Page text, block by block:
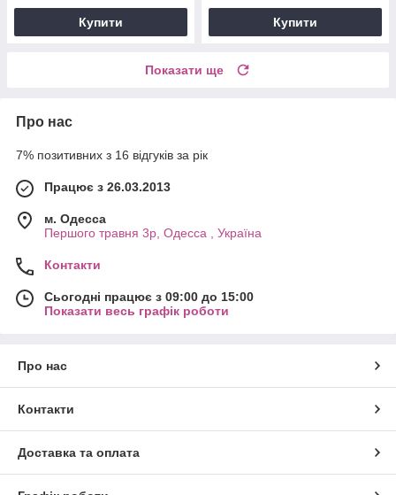
Купити Купити
Показати ще
Про нас
7% позитивних з 16 відгуків за рік
Працює з 26.03.2013
м. Одесса
Першого травня 3р, Одесса , Україна
Контакти
Сьогодні працює з 09:00 до 15:00
Показати весь графік роботи
Про нас
Контакти
Доставка та оплата